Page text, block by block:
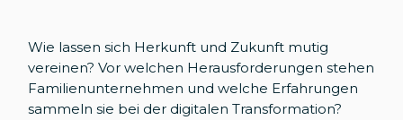
Wie lassen sich Herkunft und Zukunft mutig
vereinen? Vor welchen Herausforderungen stehen
Familienunternehmen und welche Erfahrungen
sammeln sie bei der digitalen Transformation?